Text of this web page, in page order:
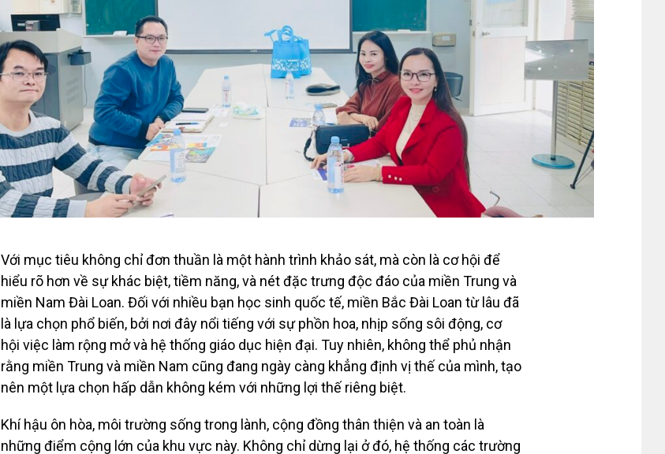
Với mục tiêu không chỉ đơn thuần là một hành trình khảo sát, mà còn là cơ hội để
hiểu rõ hơn về sự khác biệt, tiềm năng, và nét đặc trưng độc đáo của miền Trung và
miền Nam Đài Loan. Đối với nhiều bạn học sinh quốc tế, miền Bắc Đài Loan từ lâu đã
là lựa chọn phổ biến, bởi nơi đây nổi tiếng với sự phồn hoa, nhịp sống sôi động, cơ
hội việc làm rộng mở và hệ thống giáo dục hiện đại. Tuy nhiên, không thể phủ nhận
rằng miền Trung và miền Nam cũng đang ngày càng khẳng định vị thế của mình, tạo
nên một lựa chọn hấp dẫn không kém với những lợi thế riêng biệt.
Khí hậu ôn hòa, môi trường sống trong lành, cộng đồng thân thiện và an toàn là
những điểm cộng lớn của khu vực này. Không chỉ dừng lại ở đó, hệ thống các trường